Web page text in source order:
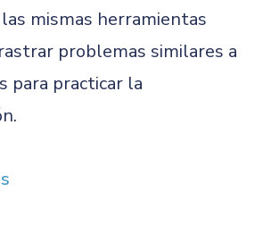
mismas herramientas
problemas similares a
para practicar la